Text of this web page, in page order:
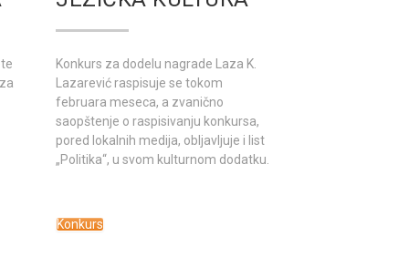
Konkurs za dodelu nagrade Laza K.
Lazarević raspisuje se tokom
februara meseca, a zvanično
saopštenje o raspisivanju konkursa,
pored lokalnih medija, obljavljuje i list
„Politika“, u svom kulturnom dodatku.
Konkurs